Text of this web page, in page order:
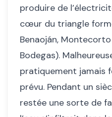
produire de
cœur du triangle
Benaoján,
Bodegas).
pratiquement jamais
prévu. Pendant un
restée une sorte de